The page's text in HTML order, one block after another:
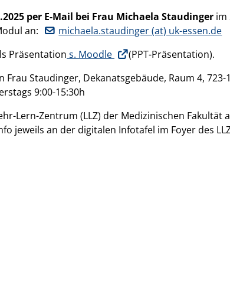
per E-Mail bei Frau Michaela Staudinger im
an:
michaela.staudinger (at) uk-essen.de
Präsentation s. Moodle
(PPT-Präsentation).
Frau Staudinger, Dekanatsgebäude, Raum 4, 723-
9:00-15:30h
Lern-Zentrum (LLZ) der Medizinischen Fakultät
jeweils an der digitalen Infotafel im Foyer des